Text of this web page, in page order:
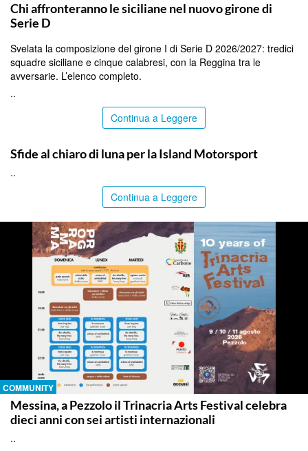
Chi affronteranno le siciliane nel nuovo girone di
Serie D
Svelata la composizione del girone I di Serie D 2026/2027: tredici
squadre siciliane e cinque calabresi, con la Reggina tra le
avversarie. L’elenco completo.
..
Continua a Leggere
Sfide al chiaro di luna per la Island Motorsport
..
Continua a Leggere
COMMUNITY
Messina, a Pezzolo il Trinacria Arts Festival celebra
dieci anni con sei artisti internazionali
..